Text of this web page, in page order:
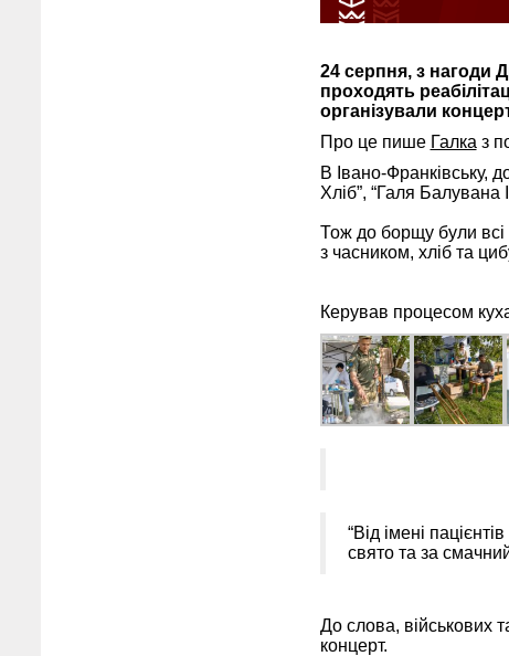
24 серпня, з нагоди
проходять
організували
Про це пише Галка з
В Івано-Франківську,
Хліб”, “Галя Балувана
Тож до борщу були всі
з часником, хліб та
Керував процесом
“Від імені
свято та за
До слова, військових
концерт.